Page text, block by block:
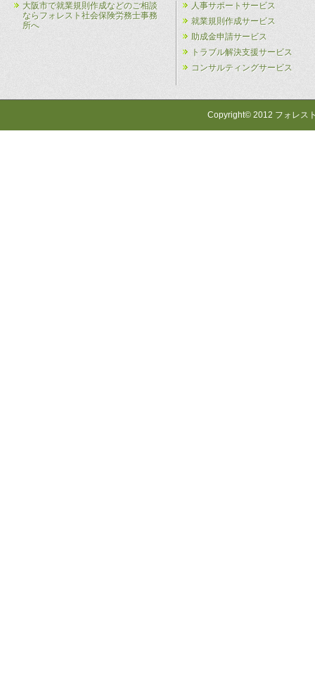
大阪市で就業規則作成などのご相談
ならフォレスト社会保険労務士事務
所へ
人事サポートサービス
就業規則作成サービス
助成金申請サービス
トラブル解決支援サービス
コンサルティングサービス
Copyright© 2012 フォレス